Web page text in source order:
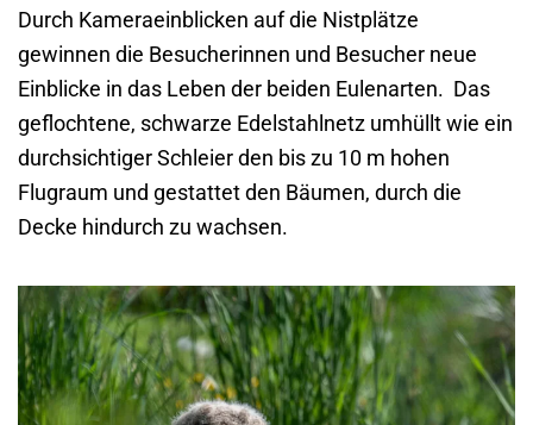
Durch Kameraeinblicken auf die Nistplätze
gewinnen die Besucherinnen und Besucher neue
Einblicke in das Leben der beiden Eulenarten. Das
geflochtene, schwarze Edelstahlnetz umhüllt wie ein
durchsichtiger Schleier den bis zu 10 m hohen
Flugraum und gestattet den Bäumen, durch die
Decke hindurch zu wachsen.